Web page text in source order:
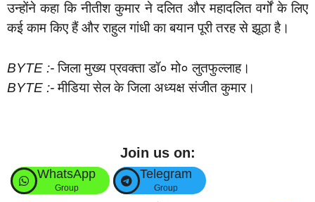
उन्होंने कहा कि नीतीश कुमार ने दलित और महादलित वर्गों के लिए
कई काम किए हैं और राहुल गांधी का बयान पूरी तरह से झूठा है।
BYTE :-जिला मुख्य प्रवक्ता डॉ० मो० लुतफुल्लाह।
BYTE :-मीडिया सेल के जिला अध्यक्ष संजीत कुमार।
Join us on:
WhatsApp
Group
Telegram
Group